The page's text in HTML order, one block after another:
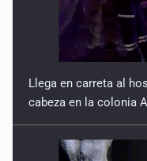
Llega en carreta al
cabeza en la colonia